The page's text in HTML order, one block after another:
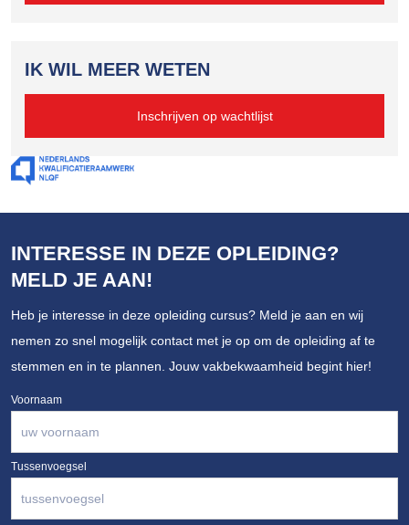
IK WIL MEER WETEN
Inschrijven op wachtlijst
INTERESSE IN DEZE OPLEIDING?
MELD JE AAN!
Heb je interesse in deze opleiding cursus? Meld je aan en wij
nemen zo snel mogelijk contact met je op om de opleiding af te
stemmen en in te plannen. Jouw vakbekwaamheid begint hier!
Voornaam
Tussenvoegsel